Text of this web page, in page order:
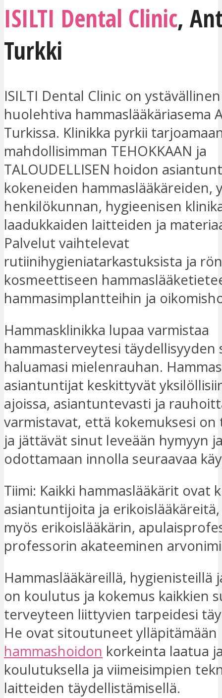
ISILTI Dental Clinic,
Turkki
ISILTI Dental Clinic on
huolehtiva hammaslääkäriasema
Turkissa. Klinikka pyrkii
mahdollisimman TEHOKKAAN ja
TALOUDELLISEN hoidon
kokeneiden hammaslääkäreiden,
henkilökunnan, hygieenisen
laadukkaiden laitteiden ja
Palvelut vaihtelevat
rutiinihygieniatarkastuksista ja
kosmeettiseen
hammasimplantteihin ja
Hammasklinikka lupaa varmistaa
hammasterveytesi täydellisyyden
haluamasi mielenrauhan.
asiantuntijat keskittyvät
ajoissa, asiantuntevasti ja
varmistavat, että kokemuksesi
ja jättävät sinut leveään hymyyn
odottamaan innolla seuraavaa
Tiimi: Kaikki hammaslääkärit ovat
asiantuntijoita ja
myös erikoislääkärin,
professorin akateeminen
Hammaslääkäreillä, hygienisteillä
on koulutus ja kokemus kaikkien
terveyteen liittyvien tarpeidesi
He ovat sitoutuneet ylläpitämään
hammashoidon korkeinta laatua
koulutuksella ja viimeisimpien
laitteiden täydellistämisellä.